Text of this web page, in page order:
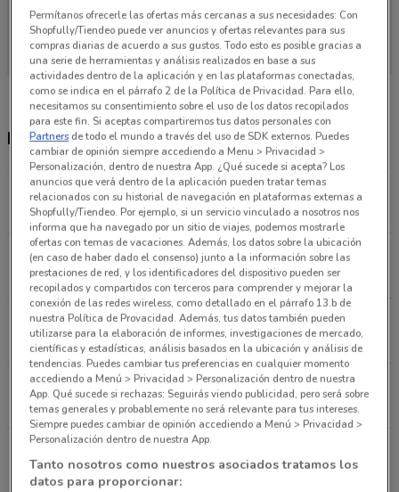
En este momento no hay ofertas vigentes
Restaurantes Perros y Burros más cercanas
Calzada de Los Leones 117 Ciudad De México
2.8 km
CERRADO
Av. Canal Río Churubusco 1635 Ciudad De México
4.6 km
CERRADO
Avenida Central Miguel Hidalgo
5.4 km
CERRADO
Alfonso reyes 117 Ciudad De México
7.5 km
CERRADO
Av. Cuauhtémoc Ciudad De México
12.1 km
CERRADO
Permítanos ofrecerle las ofertas más cercanas a sus necesidades: Con
Shopfully/Tiendeo puede ver anuncios y ofertas relevantes para sus
compras diarias de acuerdo a sus gustos. Todo esto es posible gracias a
una serie de herramientas y análisis realizados en base a sus
actividades dentro de la aplicación y en las plataformas conectadas,
como se indica en el párrafo 2 de la Política de Privacidad. Para ello,
necesitamos su consentimiento sobre el uso de los datos recopilados
para este fin. Si aceptas compartiremos tus datos personales con
Partners de todo el mundo a través del uso de SDK externos. Puedes
cambiar de opinión siempre accediendo a Menu > Privacidad >
Personalización, dentro de nuestra App. ¿Qué sucede si acepta? Los
anuncios que verá dentro de la aplicación pueden tratar temas
relacionados con su historial de navegación en plataformas externas a
Shopfully/Tiendeo. Por ejemplo, si un servicio vinculado a nosotros nos
informa que ha navegado por un sitio de viajes, podemos mostrarle
ofertas con temas de vacaciones. Además, los datos sobre la ubicación
(en caso de haber dado el consenso) junto a la información sobre las
prestaciones de red, y los identificadores del dispositivo pueden ser
recopilados y compartidos con terceros para comprender y mejorar la
conexión de las redes wireless, como detallado en el párrafo 13.b de
nuestra Política de Provacidad. Además, tus datos también pueden
utilizarse para la elaboración de informes, investigaciones de mercado,
científicas y estadísticas, análisis basados en la ubicación y análisis de
tendencias. Puedes cambiar tus preferencias en cualquier momento
accediendo a Menú > Privacidad > Personalización dentro de nuestra
App. Qué sucede si rechazas: Seguirás viendo publicidad, pero será sobre
temas generales y probablemente no será relevante para tus intereses.
Siempre puedes cambiar de opinión accediendo a Menú > Privacidad >
Personalización dentro de nuestra App.
Tanto nosotros como nuestros asociados tratamos los
datos para proporcionar: